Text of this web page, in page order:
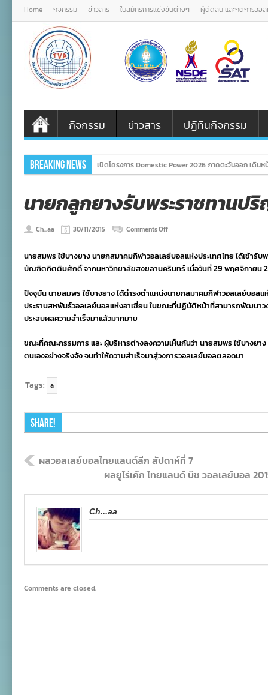
Home กิจกรรม ข่าวสาร ใบสมัครการแข่งขันต่างๆ ผู้ตัดสิน และกติการวอ
กิจกรรม ข่าวสาร ปฏิทินกิจกรรม
Breaking News เปิดโครงการ Domestic Power 2026 ภาคตะวันออก เดิน
นายกลูกยางรับพระราชทานป
Ch...aa 30/11/2015 Comments Offon
ยาง
รับ
ทาน
ปริญญาฯ
นายสมพร ใช้บางยาง นายกสมาคมกีฬาวอลเลย์บอลแห่งประเทศไทย ได้เข้า
บัณฑิตกิตติมศักดิ์ จากมหาวิทยาลัยสงขลานครินทร์ เมื่อวันที่ 29 พฤศจิกายน
ปัจจุบัน นายสมพร ใช้บางยาง ได้ดำรงตำแหน่งนายกสมาคมกีฬาวอลเลย์บอลแ
ประธานสหพันธ์วอลเลย์บอลแห่งอาเซี่ยน ในขณะที่ปฏิบัติหน้าที่สามารถพัฒนาว
ประสบผลความสำเร็จมาแล้วมากมาย
ขณะที่คณะกรรมการ และ ผู้บริหารต่างลงความเห็นกันว่า นายสมพร ใช้บางย
ตนเองอย่างจริงจัง จนทำให้ความสำเร็จมาสู่วงการวอลเลย์บอลตลอดมา
Tags: a
Share!
ผลวอลเลย์บอลไทยแลนด์ลีก สัปดาห์ที่ 7
ผลยูโร่เค้ก ไทยแลนด์ บีช วอลเลย์บอล
Ch...aa
Comments are closed.